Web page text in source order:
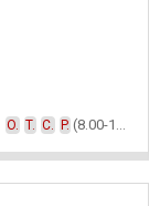
O. T. C. P. (8.00-16.00)